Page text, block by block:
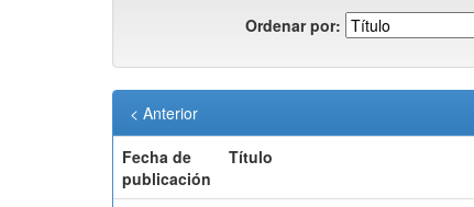
Ordenar por:
< Anterior
Fecha de
publicación
Título